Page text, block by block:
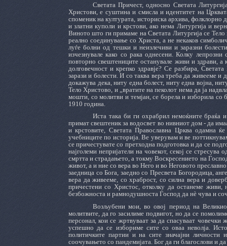
Светата Причест, односно Светата
Христови, е суштина и смисла и идентитет на
споменик на културата, историска архива,
и златни куполи и крстови, ако нема Литургија и
Виното што ги примаме на Светата Литургија се
реално соединување со Христа, а не некаков
луѓе болни од тешки и неизлечиви и заразни
изчезнувале како со рака однесени. Колку
повторно свештениците останувале живи и здрави, а
долговечност и крепко здравје? Се разбира,
зарази и болести. И со таква вера треба да живееме и
докажува дека, ниту една болест, ниту една војна,
Тело Христово, и „вратите на пеколот нема да ја
мошти, со молитви и темјан, се борела и изборила
1910 година.
Иста така би ги охрабрил немоќните браќа
примат свештеник за водосвет во нивниот дом - да
и крстовите, Светата Православна Црква одамна
учебниците по историја. Ве уверувам и ве
се причестувате со претходна подготовка и да се
најголеми непријатели на човекот, секој се
смртта и страдањето, а токму Воскресението на
живот, а и ние со вера во Него и во Неговото
заедница со Бога, заедно со Пресвета Богородица,
вера да живееме, со храброст, со силна вера и
причестени со Христос, отколку да останеме
безбожноста и рамнодушноста Господ да нѐ чува и
Возљубени мои, во овој период на
молитвите, да го засилиме подвигот, но да се
персонал, кои се жртвуваат за да спасуваат
успешно да се избориме сите со оваа неволја.
политичките партии и на сите значајни личности
соочувањето со пандемијата. Бог да ги благослови и